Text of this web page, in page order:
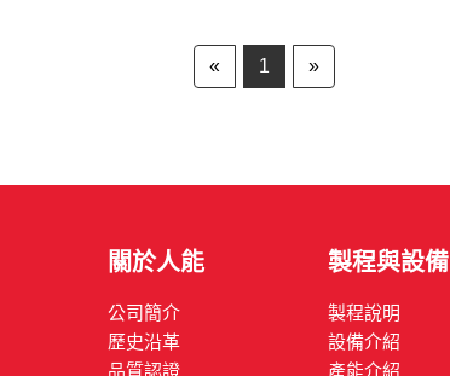
« 1 »
關於人能
公司簡介
歷史沿革
品質認證
製程與設備
製程說明
設備介紹
產能介紹